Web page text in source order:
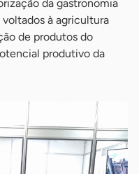
da gastronomia
à agricultura
de produtos do
produtivo da